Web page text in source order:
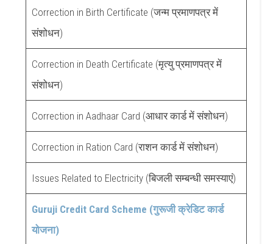
Correction in Birth Certificate (जन्म प्रमाणपत्र में
संशोधन)
Correction in Death Certificate (मृत्यु प्रमाणपत्र में
संशोधन)
Correction in Aadhaar Card (आधार कार्ड में संशोधन)
Correction in Ration Card (राशन कार्ड में संशोधन)
Issues Related to Electricity (बिजली सम्बन्धी समस्याएं)
Guruji Credit Card Scheme (गुरूजी क्रेडिट कार्ड
योजना)